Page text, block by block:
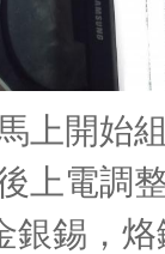
上開始
上電調
銀錫，